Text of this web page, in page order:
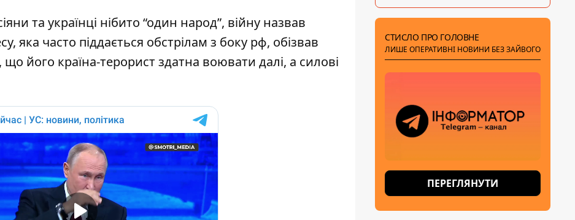
та українці нібито “один народ”, війну назвав
яка часто піддається обстрілам з боку рф, обізвав
що його країна-терорист здатна воювати далі, а силові
СТИСЛО ПРО ГОЛОВНЕ
ЛИШЕ ОПЕРАТИВНІ НОВИНИ БЕЗ ЗАЙВОГО
ПЕРЕГЛЯНУТИ